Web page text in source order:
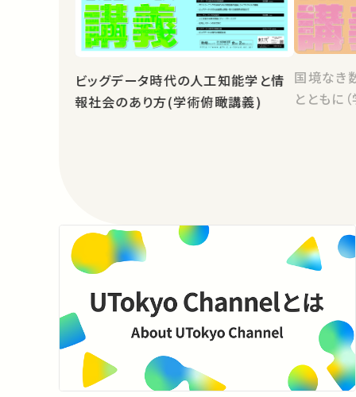
ビッグデータ時代の人工知能学と情
報社会のあり方(学術俯瞰講義)
国境なき
とともに